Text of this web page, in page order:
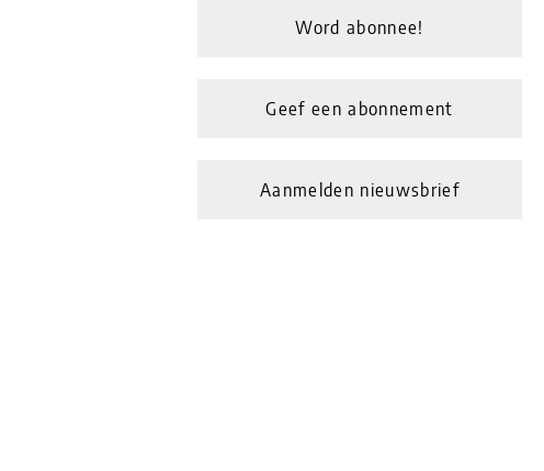
Word abonnee!
Geef een abonnement
Aanmelden nieuwsbrief